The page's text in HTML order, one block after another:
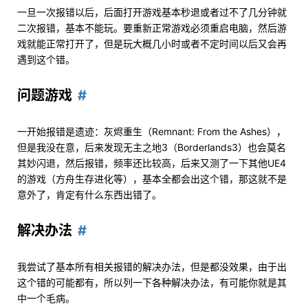
一旦一次报错以后，后面打开游戏基本秒退或者过不了几分钟就
二次报错，基本不能玩。要重新正常游戏必须重启电脑，然后游
戏就能正常打开了，但是玩大概几小时或者不定时间以后又会再
遇到这个错。
问题游戏
一开始报错是遗迹：灰烬重生（Remnant: From the Ashes），
但是我没在意，后来发现无主之地3（Borderlands3）也会莫名
其妙闪退，然后报错，频率还比较高，后来又测了一下其他UE4
的游戏（方舟生存进化等），基本全都会出这个错，那这就不是
意外了，肯定有什么东西出错了。
解决办法
我尝试了基本所有相关报错的解决办法，但是都没效果，由于出
这个错的可能都有，所以列一下各种解决办法，有可能你就是其
中一个毛病。